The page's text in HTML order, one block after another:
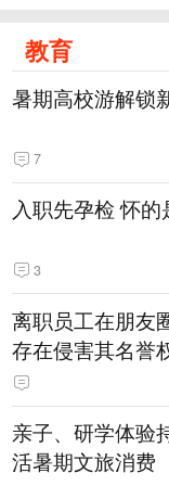
教育
暑期高校游解锁
7
入职先孕检 怀
3
离职员工在朋友
存在侵害其名誉
亲子、研学体验
活暑期文旅消费